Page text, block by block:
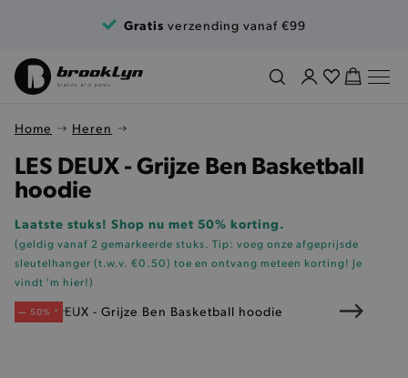
Gratis verzending vanaf €99
Home Heren
LES DEUX - Grijze Ben Basketball
hoodie
Laatste stuks! Shop nu met 50% korting.
(geldig vanaf 2 gemarkeerde stuks. Tip: voeg onze afgeprijsde
sleutelhanger (t.w.v. €0.50) toe en ontvang meteen korting! Je
vindt 'm hier!)
— 50% *